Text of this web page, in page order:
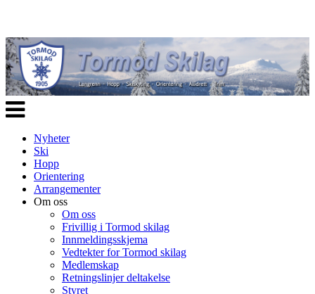
Veksle
navigasjon
Nyheter
Ski
Hopp
Orientering
Arrangementer
Om oss
Om oss
Frivillig i Tormod skilag
Innmeldingsskjema
Vedtekter for Tormod skilag
Medlemskap
Retningslinjer deltakelse
Styret